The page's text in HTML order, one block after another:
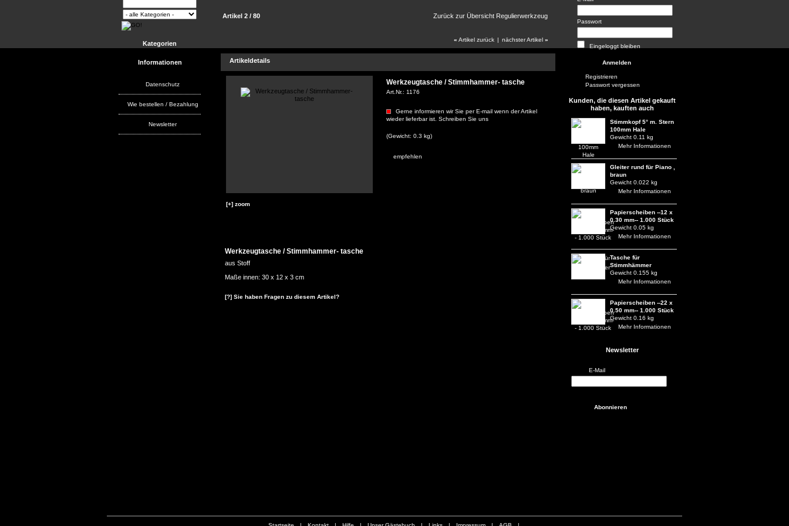
Kategorien
Informationen
Datenschutz
Wie bestellen / Bezahlung
Newsletter
Passwort
Eingeloggt bleiben
Registrieren
Passwort vergessen
Kunden, die diesen Artikel gekauft
haben, kauften auch
Stimmkopf 5° m. Stern
100mm Hale
Gewicht 0.11 kg
Mehr Informationen
Gleiter rund für Piano ,
braun
Gewicht 0.022 kg
Mehr Informationen
Papierscheiben --12 x
0.30 mm-- 1.000 Stück
Gewicht 0.05 kg
Mehr Informationen
Tasche für
Stimmhämmer
Gewicht 0.155 kg
Mehr Informationen
Papierscheiben --22 x
0.50 mm-- 1.000 Stück
Gewicht 0.16 kg
Mehr Informationen
Newsletter
E-Mail
Artikel 2 / 80 Zurück zur Übersicht Regulierwerkzeug
« Artikel zurück | nächster Artikel »
Artikeldetails
Werkzeugtasche / Stimmhammer- tasche
Art.Nr.: 1176
[+] zoom
Gerne informieren wir Sie per E-mail wenn der Artikel
wieder lieferbar ist. Schreiben Sie uns
(Gewicht: 0.3 kg)
empfehlen
Werkzeugtasche / Stimmhammer- tasche
aus Stoff
Maße innen: 30 x 12 x 3 cm
[?] Sie haben Fragen zu diesem Artikel?